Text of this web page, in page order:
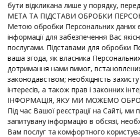
бути відкликана лише у порядку,
МЕТА ТА ПІДСТАВИ ОБРОБКИ
Метою обробки Персональних даних є
інформації для забезпечення Вас
послугами. Підставами для обробки
ваша згода, як власника
дотримання нами вимог,
законодавством; необхідність
інтересів, а також прав і законних
ІНФОРМАЦІЯ, ЯКУ МИ МОЖЕМО
Під час Вашої реєстрації на Сайті,
запитувану інформацію в обсязі,
Вам послуг та комфортного